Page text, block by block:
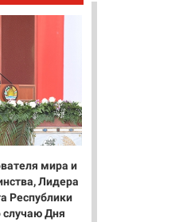
мира и
Лидера
Республики
случаю Дня